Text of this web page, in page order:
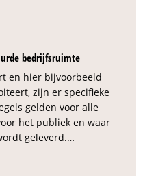
bedrijfsruimte
en hier bijvoorbeeld
zijn er specifieke
gelden voor alle
het publiek en waar
geleverd.…